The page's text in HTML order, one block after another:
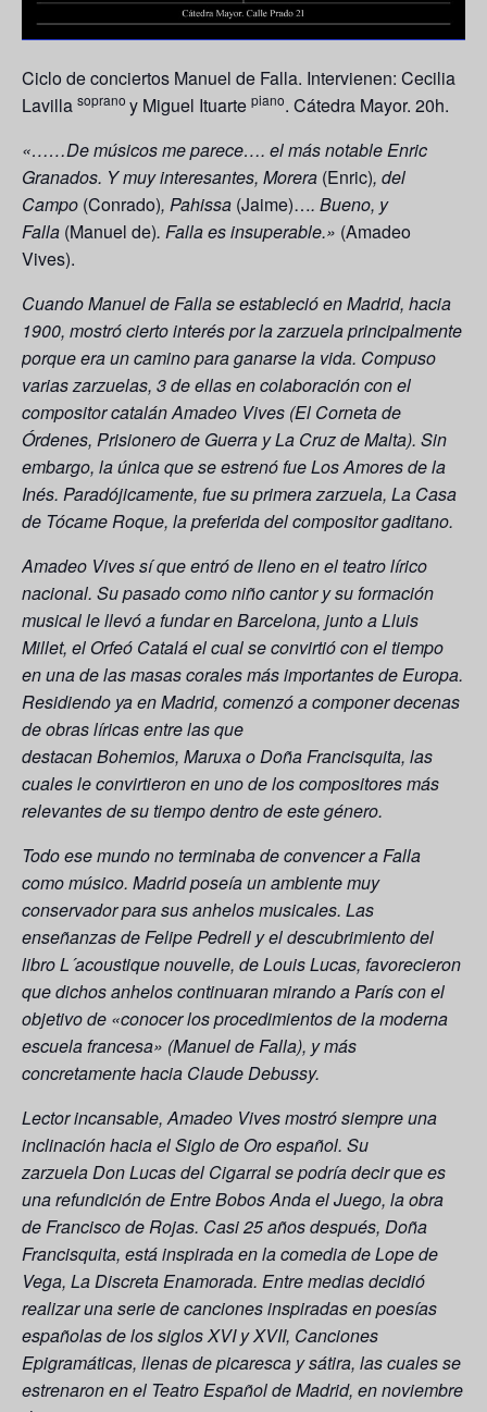
Ciclo de conciertos Manuel de Falla. Intervienen: Cecilia
Lavilla soprano y Miguel Ituarte piano. Cátedra Mayor. 20h.
«……De músicos me parece…. el más notable Enric
Granados. Y muy interesantes, Morera (Enric), del
Campo (Conrado), Pahissa (Jaime)…. Bueno, y
Falla (Manuel de). Falla es insuperable.» (Amadeo
Vives).
Cuando Manuel de Falla se estableció en Madrid, hacia
1900, mostró cierto interés por la zarzuela principalmente
porque era un camino para ganarse la vida. Compuso
varias zarzuelas, 3 de ellas en colaboración con el
compositor catalán Amadeo Vives (El Corneta de
Órdenes, Prisionero de Guerra y La Cruz de Malta). Sin
embargo, la única que se estrenó fue Los Amores de la
Inés. Paradójicamente, fue su primera zarzuela, La Casa
de Tócame Roque, la preferida del compositor gaditano.
Amadeo Vives sí que entró de lleno en el teatro lírico
nacional. Su pasado como niño cantor y su formación
musical le llevó a fundar en Barcelona, junto a Lluis
Millet, el Orfeó Catalá el cual se convirtió con el tiempo
en una de las masas corales más importantes de Europa.
Residiendo ya en Madrid, comenzó a componer decenas
de obras líricas entre las que
destacan Bohemios, Maruxa o Doña Francisquita, las
cuales le convirtieron en uno de los compositores más
relevantes de su tiempo dentro de este género.
Todo ese mundo no terminaba de convencer a Falla
como músico. Madrid poseía un ambiente muy
conservador para sus anhelos musicales. Las
enseñanzas de Felipe Pedrell y el descubrimiento del
libro L´acoustique nouvelle, de Louis Lucas, favorecieron
que dichos anhelos continuaran mirando a París con el
objetivo de «conocer los procedimientos de la moderna
escuela francesa» (Manuel de Falla), y más
concretamente hacia Claude Debussy.
Lector incansable, Amadeo Vives mostró siempre una
inclinación hacia el Siglo de Oro español. Su
zarzuela Don Lucas del Cigarral se podría decir que es
una refundición de Entre Bobos Anda el Juego, la obra
de Francisco de Rojas. Casi 25 años después, Doña
Francisquita, está inspirada en la comedia de Lope de
Vega, La Discreta Enamorada. Entre medias decidió
realizar una serie de canciones inspiradas en poesías
españolas de los siglos XVI y XVII, Canciones
Epigramáticas, llenas de picaresca y sátira, las cuales se
estrenaron en el Teatro Español de Madrid, en noviembre